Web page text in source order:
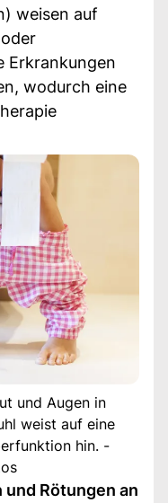
weisen auf
Erkrankungen
wodurch eine
und Augen in
weist auf eine
hin. -
Rötungen an